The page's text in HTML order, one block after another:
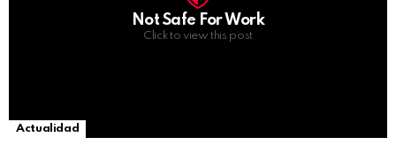
Not Safe For Work
Click to view this post
Actualidad